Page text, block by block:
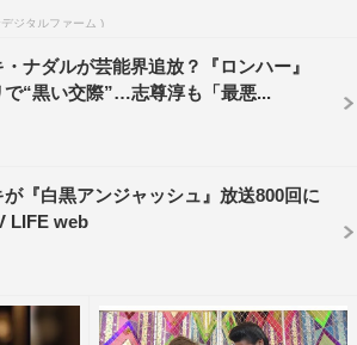
、兄弟の絆にほころびが生じ始める。
グ「なんて日だ！」を自分流にアレン
・諸星和己と狩野英孝の“かーく
争いもぼっ発。スポーツとは縁がなさ
ジタルファーム )
・ナダルが芸能界追放？『ロンハー』
で“黒い交際”…志尊淳も「最悪...
が『白黒アンジャッシュ』放送800回に
LIFE web